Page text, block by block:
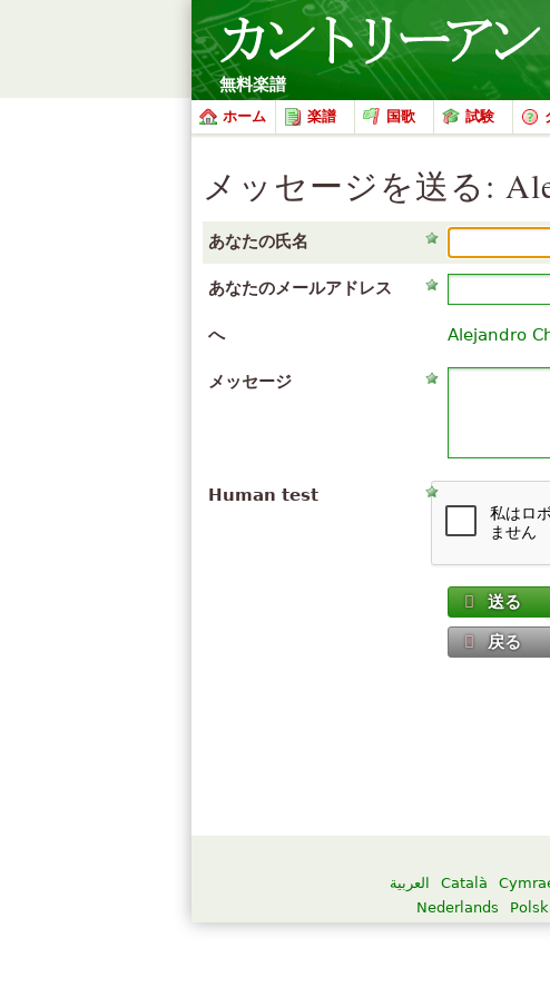
無料楽譜
ホーム
楽譜 国歌 試験
メッセージを送る:
あなたの氏名
あなたのメールアドレス
へ Alejandro
メッセージ
Human test
送る
戻る
العربية Català
Nederlands